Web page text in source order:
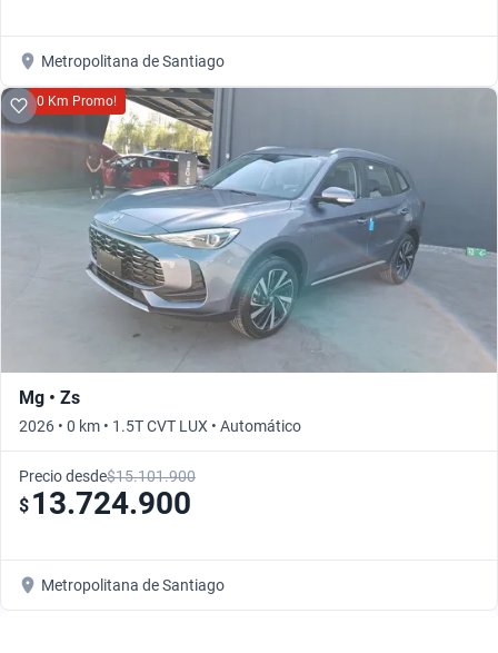
Metropolitana de Santiago
0 Km Promo!
Mg • Zs
2026 • 0 km • 1.5T CVT LUX • Automático
Precio desde$15.101.900
$ 13.724.900
Metropolitana de Santiago